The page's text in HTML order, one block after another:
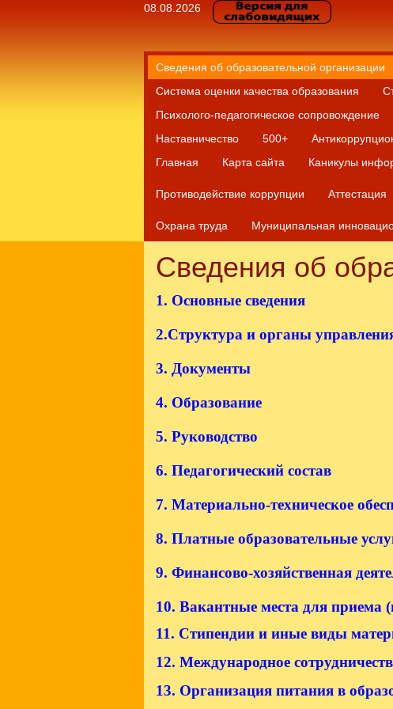
08.08.2026
Сведения об образовательной организации
Система оценки качества образования
Психолого-педагогическое сопровождение
Наставничество
500+
Главная
Карта сайта Каникулы
Противодействие коррупции Аттестация
Охрана труда
Муниципальная
Сведения об
1. Основные сведения
2.Структура и органы
3. Документы
4. Образование
5. Руководство
6. Педагогический состав
7. Материально-техническое
8. Платные образовательные
9. Финансово-хозяйственная
10. Вакантные места для приема
11. Стипендии и иные виды
12. Международное
13. Организация питания в